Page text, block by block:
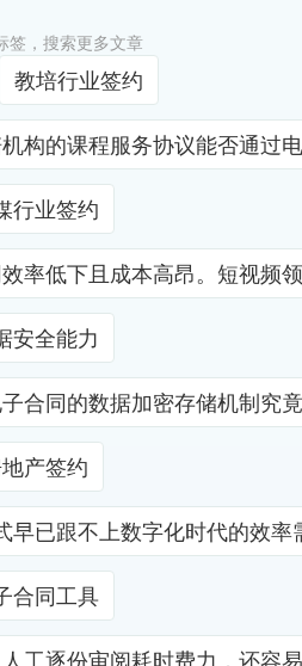
签，搜索更多文章
教培行业签约
的课程服务协议能否通过
行业签约
率低下且成本高昂。短视频
安全能力
合同的数据加密存储机制究
产签约
已跟不上数字化时代的效
合同工具
工逐份审阅耗时费力，还容